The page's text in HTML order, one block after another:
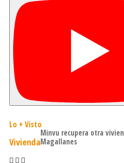
Lo + Visto
Vivienda
Minvu recupera otra
Magallanes